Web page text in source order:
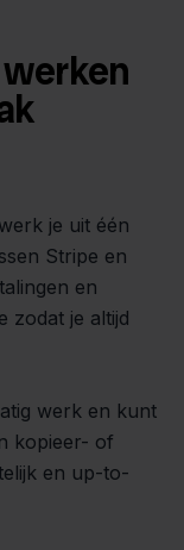
je uit één
Stripe en
en
zodat je altijd
werk en kunt
kopieer- of
en up-to-